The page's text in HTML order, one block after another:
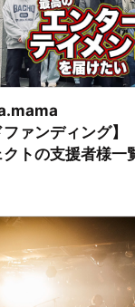
ァンディング】
トの支援者様一